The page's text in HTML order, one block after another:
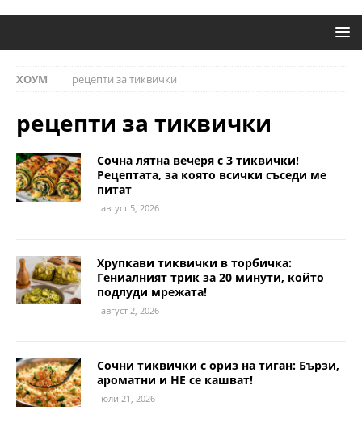
ХОУМ рецепти за тиквички
рецепти за тиквички
Сочна лятна вечеря с 3 тиквички!
Рецептата, за която всички съседи ме
питат
август 5, 2026
Хрупкави тиквички в торбичка:
Гениалният трик за 20 минути, който
подлуди мрежата!
август 2, 2026
Сочни тиквички с ориз на тиган: Бързи,
ароматни и НЕ се кашват!
юли 21, 2026